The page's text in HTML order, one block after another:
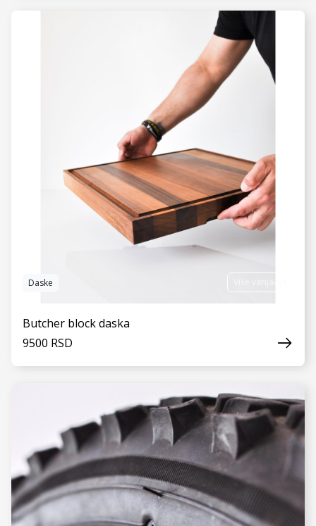
VIDI JOŠ
Daske
Butcher block daska
9500 RSD